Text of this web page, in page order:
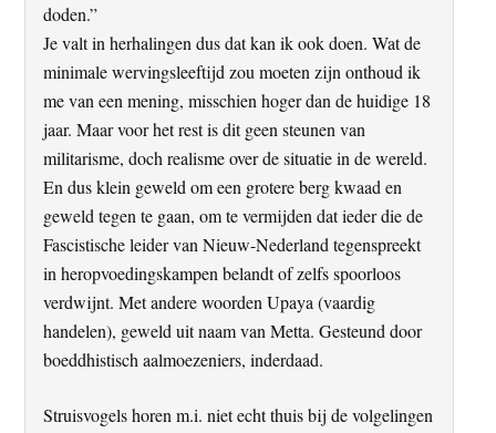
doden.”
Je valt in herhalingen dus dat kan ik ook doen. Wat de
minimale wervingsleeftijd zou moeten zijn onthoud ik
me van een mening, misschien hoger dan de huidige 18
jaar. Maar voor het rest is dit geen steunen van
militarisme, doch realisme over de situatie in de wereld.
En dus klein geweld om een grotere berg kwaad en
geweld tegen te gaan, om te vermijden dat ieder die de
Fascistische leider van Nieuw-Nederland tegenspreekt
in heropvoedingskampen belandt of zelfs spoorloos
verdwijnt. Met andere woorden Upaya (vaardig
handelen), geweld uit naam van Metta. Gesteund door
boeddhistisch aalmoezeniers, inderdaad.
Struisvogels horen m.i. niet echt thuis bij de volgelingen